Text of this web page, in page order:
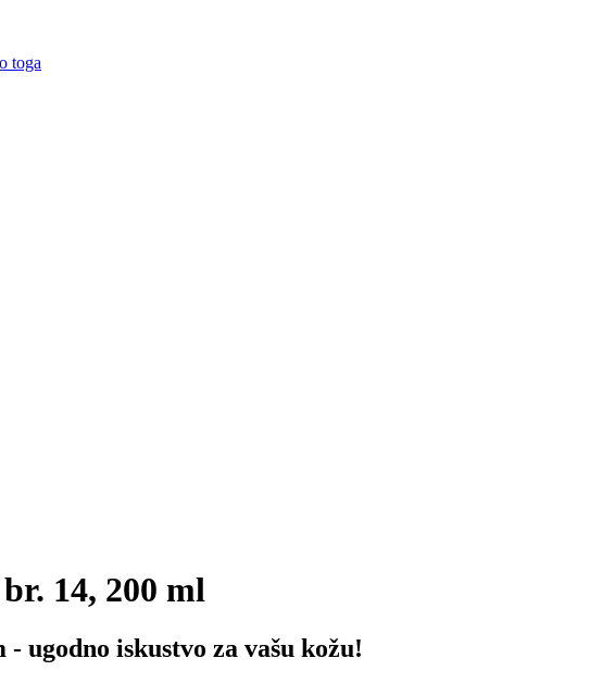
toga
14, 200 ml
ugodno iskustvo za vašu kožu!